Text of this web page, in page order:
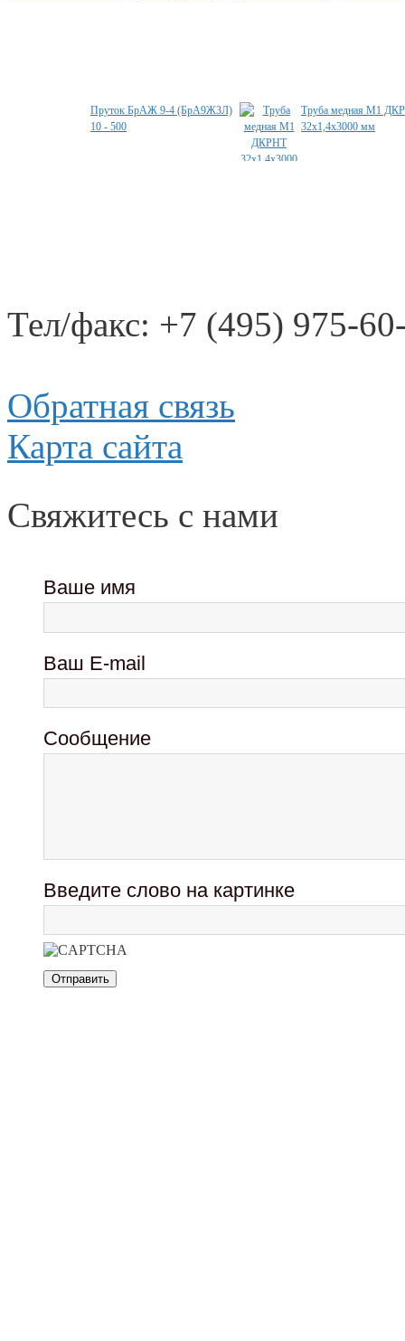
Пруток БрАЖ 9-4 (БрА9Ж3Л)
10 - 500
Труба медная М1
32х1,4х3000 мм
Тел/факс: +7 (495) 975-
Обратная связь
Карта сайта
Свяжитесь с нами
Ваше имя
Ваш E-mail
Сообщение
Введите слово на картинке